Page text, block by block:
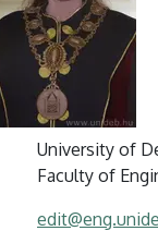
University of
Faculty of